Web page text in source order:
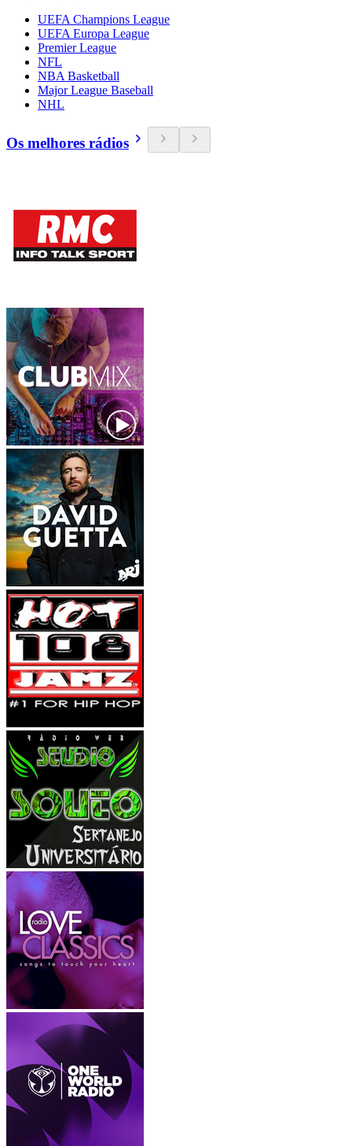
UEFA Champions League
UEFA Europa League
Premier League
NFL
NBA Basketball
Major League Baseball
NHL
Os melhores rádios